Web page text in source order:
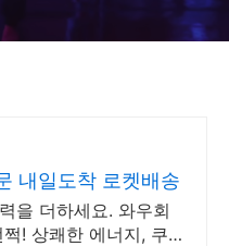
내일도착 로켓배송
을 더하세요. 와우회
! 상쾌한 에너지, 쿠